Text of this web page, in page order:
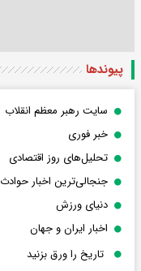
پیوندها
سایت رهبر معظم انقلاب
خبر فوری
تحلیل‌های روز اقتصادی
جنجالی‌ترین اخبار حوادث
دنیای ورزش
اخبار ایران و جهان
تاریخ را ورق بزنید